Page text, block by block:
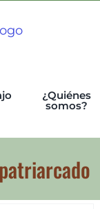
¿Quiénes
somos?